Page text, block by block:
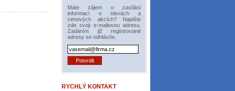
Máte zájem o zasílání
informací o slevách a
cenových akcích? Napište
zde svoji e-mailovou adresu.
Zadáním již registrované
adresy se odhlásíte.
RYCHLÝ KONTAKT